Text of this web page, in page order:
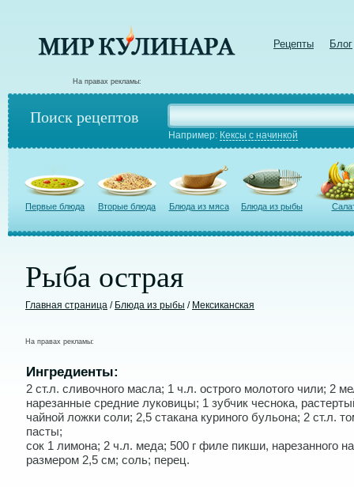
Рецепты Блог
На правах рекламы:
Поиск рецептов
Например: Кексы с начинкой
Первые блюда Вторые блюда Блюда из мяса Блюда из рыбы
Рыба острая
Главная страница / Блюда из рыбы / Мексиканская
На правах рекламы:
Ингредиенты:
2 ст.л. сливочного масла; 1 ч.л. острого молотого чили; 2
нарезанные средние луковицы; 1 зубчик чеснока,
чайной ложки соли; 2,5 стакана куриного бульона; 2 ст.л.
пасты;
сок 1 лимона; 2 ч.л. меда; 500 г филе пикши, нарезанного
размером 2,5 см; соль; перец.